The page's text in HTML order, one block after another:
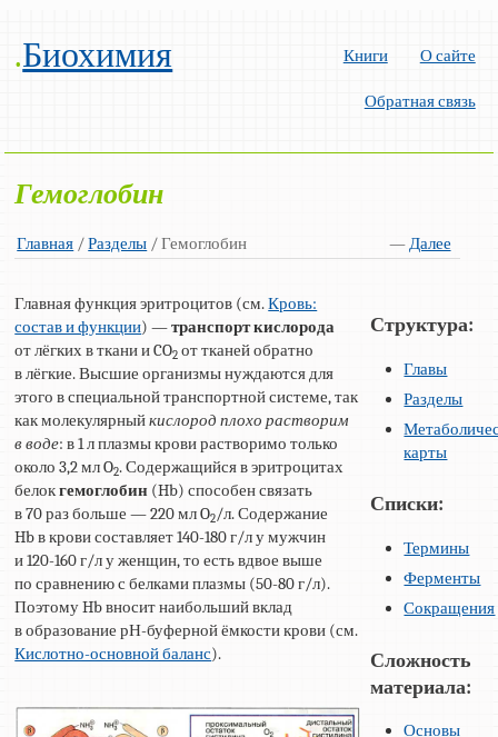
.Биохимия Книги О сайте
Обратная связь
Гемоглобин
Главная / —Далее
Разделы / Гемоглобин
Главная функция эритроцитов (см.Кровь:
состав и функции) —транспорт кислорода
от лёгких в ткани и CO2 от тканей обратно
в лёгкие. Высшие организмы нуждаются для
этого в специальной транспортной системе, так
как молекулярныйкислород плохо растворим
в воде: в 1 л плазмы крови растворимо только
около 3,2 мл O2. Содержащийся в эритроцитах
белокгемоглобин (Hb) способен связать
в 70 раз больше — 220 мл O2/л. Содержание
Hb в крови составляет 140-180 г/л у мужчин
и 120-160 г/л у женщин, то есть вдвое выше
по сравнению с белками плазмы (50-80 г/л).
Поэтому Hb вносит наибольший вклад
в образование рН-буферной ёмкости крови (см.
Кислотно-основной баланс).
Структура:
Главы
Разделы
карты
Списки:
Термины
Ферменты
Сокращения
Сложность
материала:
Основы